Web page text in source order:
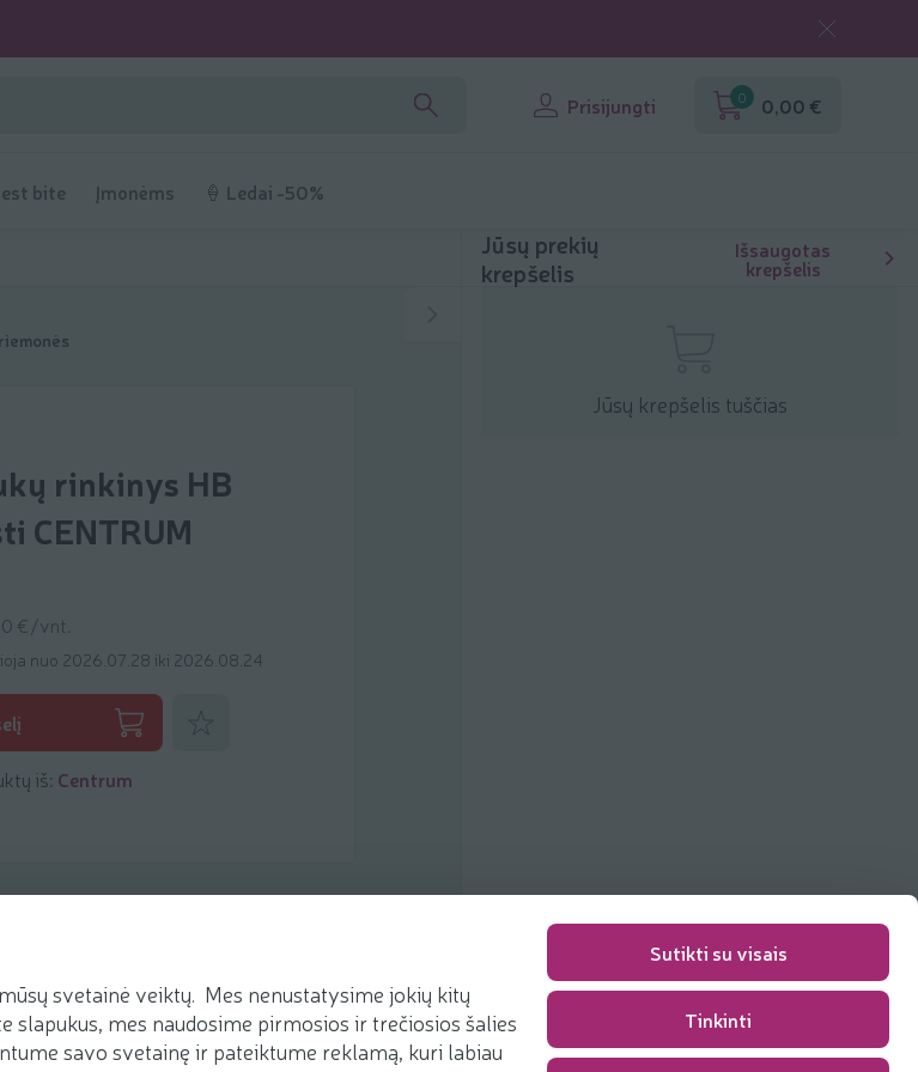
svetainė veiktų. Mes nenustatysime jokių kitų
slapukus, mes naudosime pirmosios ir trečiosios šalies
savo svetainę ir pateiktume reklamą, kuri labiau
Sutikti su visais
Tinkinti
Prisijungti 0 0,00 €
bite Įmonėms 🍦 Ledai -50%
rinkinys HB
CENTRUM
€/vnt.
nuo 2026.07.28 iki 2026.08.24
iš: Centrum
Jūsų prekių
krepšelis
Išsaugotas
krepšelis
Jūsų krepšelis tuščias
Pakavimo mokestis 0,00 €